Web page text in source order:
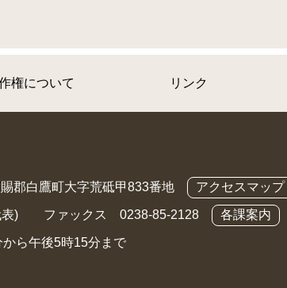
権について リンク
郡白鷹町大字荒砥甲833番地 アクセスマップ
表) ファックス 0238-85-2128 各課案内
ら午後5時15分まで